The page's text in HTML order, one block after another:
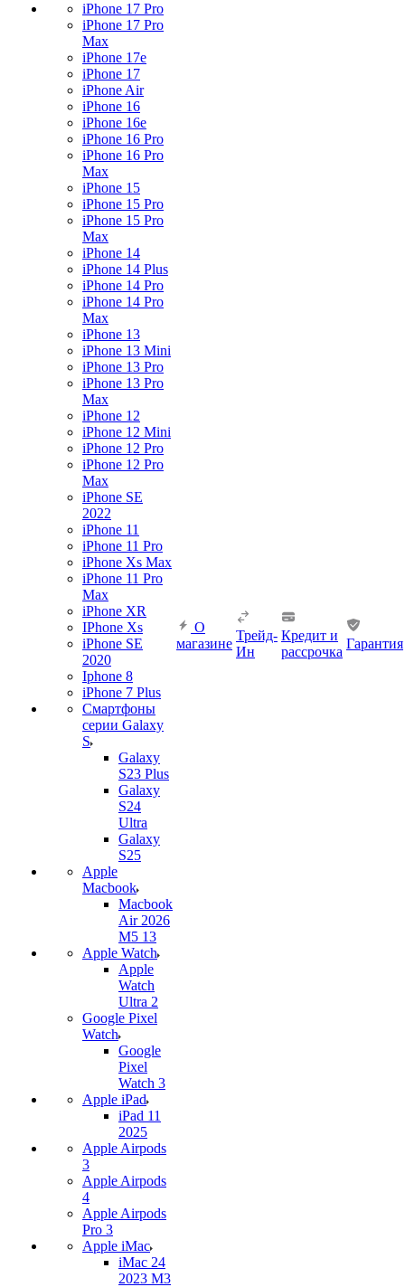
iPhone 17 Pro
iPhone 17 Pro
Max
iPhone 17e
iPhone 17
iPhone Air
iPhone 16
iPhone 16e
iPhone 16 Pro
iPhone 16 Pro
Max
iPhone 15
iPhone 15 Pro
iPhone 15 Pro
Max
iPhone 14
iPhone 14 Plus
iPhone 14 Pro
iPhone 14 Pro
Max
iPhone 13
iPhone 13 Mini
iPhone 13 Pro
iPhone 13 Pro
Max
iPhone 12
iPhone 12 Mini
iPhone 12 Pro
iPhone 12 Pro
Max
iPhone SE
2022
iPhone 11
iPhone 11 Pro
iPhone Xs Max
iPhone 11 Pro
Max
iPhone XR
IPhone Xs
iPhone SE
2020
Iphone 8
iPhone 7 Plus
Смартфоны
серии Galaxy
S
Galaxy
S23 Plus
Galaxy
S24
Ultra
Galaxy
S25
Apple
Macbook
Macbook
Air 2026
M5 13
Apple Watch
Apple
Watch
Ultra 2
Google Pixel
Watch
Google
Pixel
Watch 3
Apple iPad
iPad 11
2025
Apple Airpods
3
Apple Airpods
4
Apple Airpods
Pro 3
Apple iMac
iMac 24
2023 M3
О
магазине
Трейд-
Ин
Кредит и
рассрочка
Гарантия